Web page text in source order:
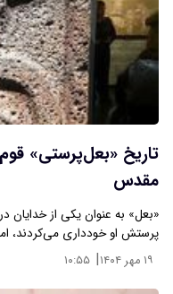
تاریخ «بعل‌پرستی»
مقدس
«بعل» به عنوان یکی از خدایان
پرستش او خودداری می‌کردند، اما
۱۹ مهر ۱۴۰۴ | ۱۰:۵۵